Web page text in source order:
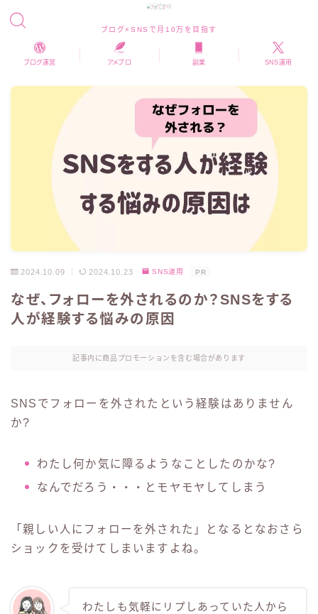
ブログ×SNSで月10万を目指す
ブログ運営 アメブロ 副業 SNS運用
2024.10.09 2024.10.23 SNS運用 PR
なぜ、フォローを外されるのか？SNSをする
人が経験する悩みの原因
記事内に商品プロモーションを含む場合があります
SNSでフォローを外されたという経験はありません
か?
わたし何か気に障るようなことしたのかな?
なんでだろう・・・とモヤモヤしてしまう
「親しい人にフォローを外された」となるとなおさら
ショックを受けてしまいますよね。
わたしも気軽にリプしあっていた人から